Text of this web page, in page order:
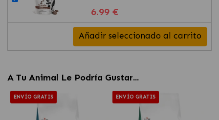
6.99 €
Añadir seleccionado al carrito
A Tu Animal Le Podría Gustar...
ENVÍO GRATIS ENVÍO GRATIS